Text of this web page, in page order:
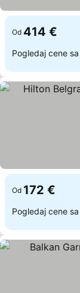
Od 414 €
Pogledaj cene sa
Od 172 €
Pogledaj cene sa